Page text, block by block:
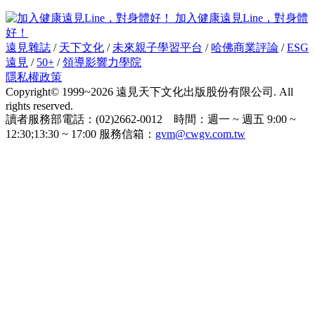
加入健康遠見Line，對身體
好！
遠見雜誌 / 天下文化 / 未來親子學習平台 / 哈佛商業評論 /ESG
遠見 / 50+ /領導影響力學院
隱私權政策
Copyright© 1999~2026 遠見天下文化出版股份有限公司. All
rights reserved.
讀者服務部電話：(02)2662-0012 時間：週一 ~ 週五 9:00 ~
12:30;13:30 ~ 17:00 服務信箱： gvm@cwgv.com.tw